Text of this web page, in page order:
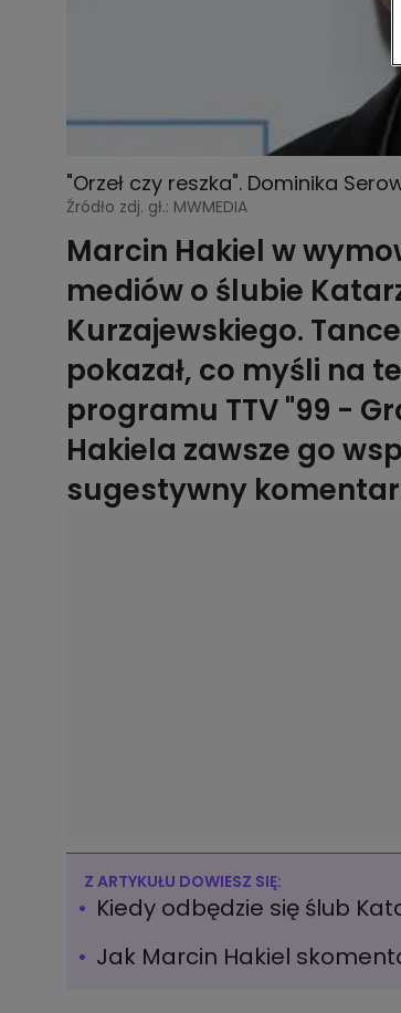
"Orzeł czy reszka". Dominika
Źródło zdj. gł.: MWMEDIA
Marcin Hakiel w
mediów o ślubie
Kurzajewskiego.
pokazał, co myśli na
programu TTV "99 -
Hakiela zawsze go
sugestywny
Z ARTYKUŁU DOWIESZ SIĘ:
Kiedy odbędzie się ślub
Jak Marcin Hakiel